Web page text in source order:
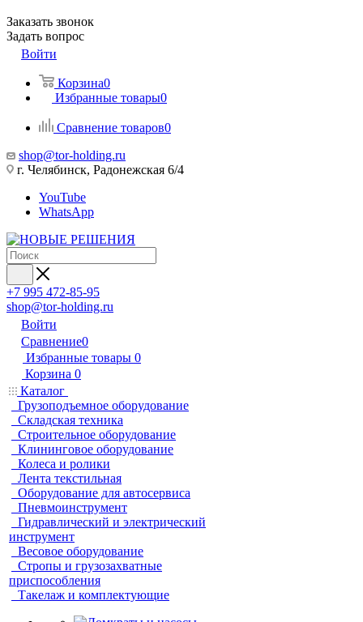
Заказать звонок
Задать вопрос
Войти
Корзина0
Избранные товары0
Сравнение товаров0
shop@tor-holding.ru
г. Челябинск, Радонежская 6/4
YouTube
WhatsApp
+7 995 472-85-95
shop@tor-holding.ru
Войти
Сравнение0
Избранные товары 0
Корзина 0
Каталог
Грузоподъемное оборудование
Складская техника
Строительное оборудование
Клининговое оборудование
Колеса и ролики
Лента текстильная
Оборудование для автосервиса
Пневмоинструмент
Гидравлический и электрический
инструмент
Весовое оборудование
Стропы и грузозахватные
приспособления
Такелаж и комплектующие